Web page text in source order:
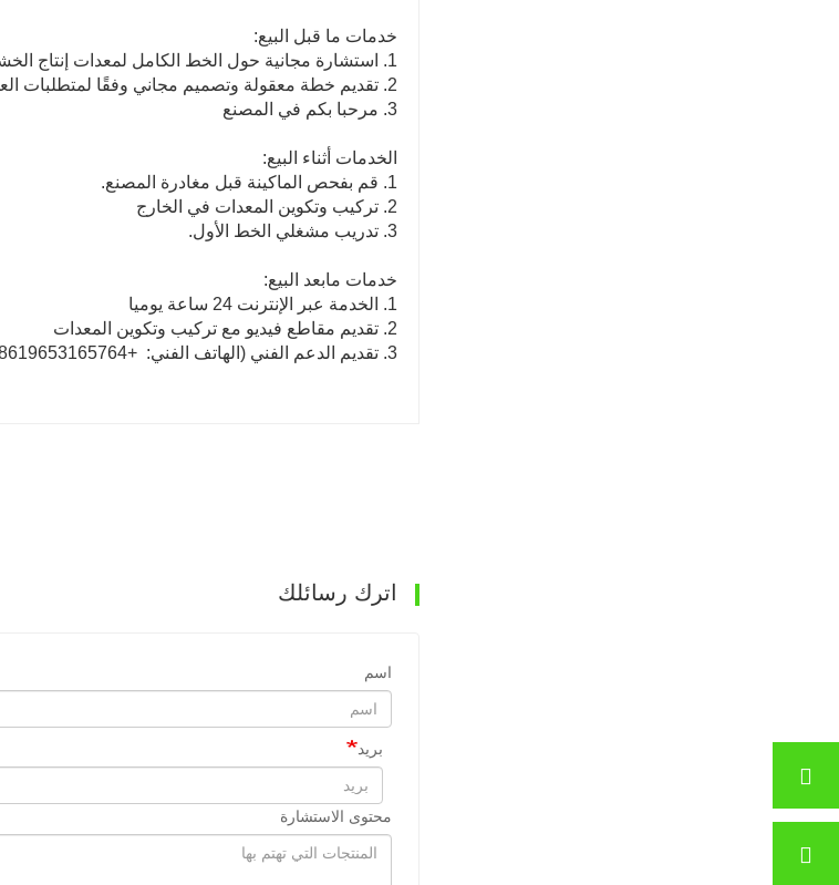
خدمات ما قبل البيع:
1. استشارة مجانية حول الخط الكامل لمعدات إنتاج الخشب الرقائقي
2. تقديم خطة معقولة وتصميم مجاني وفقًا لمتطلبات العملاء الخاصة للمساعدة في اختيار المعدات.
3. مرحبا بكم في المصنع
الخدمات أثناء البيع:
1. قم بفحص الماكينة قبل مغادرة المصنع.
2. تركيب وتكوين المعدات في الخارج
3. تدريب مشغلي الخط الأول.
خدمات مابعد البيع:
1. الخدمة عبر الإنترنت 24 ساعة يوميا
2. تقديم مقاطع فيديو مع تركيب وتكوين المعدات
3. تقديم الدعم الفني (الهاتف الفني:
+8619653165764
اترك رسائلك
اسم
بريد
محتوى الاستشارة